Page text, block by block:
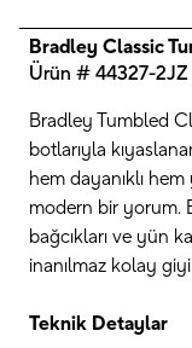
Bradley Classic
Ürün # 44327-2JZ
Bradley Tumbled
botlarıyla
hem dayanıklı
modern bir yorum.
bağcıkları ve yün
inanılmaz kolay
Teknik Detaylar